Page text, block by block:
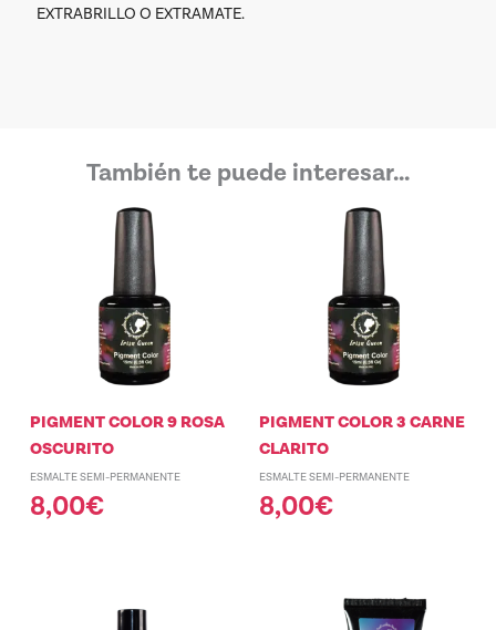
EXTRABRILLO O EXTRAMATE.
También te puede interesar...
PIGMENT COLOR 9 ROSA
OSCURITO
ESMALTE SEMI-PERMANENTE
8,00€
PIGMENT COLOR 3 CARNE
CLARITO
ESMALTE SEMI-PERMANENTE
8,00€